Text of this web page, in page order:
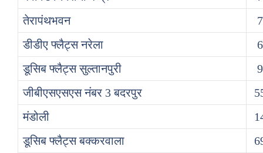
तेरापंथभवन
डीडीए फ्लैट्स नरेला
डूसिब फ्लैट्स सुल्तानपुरी
जीबीएसएसएस नंबर 3 बदरपुर
मंडोली
डूसिब फ्लैट्स बक्करवाला